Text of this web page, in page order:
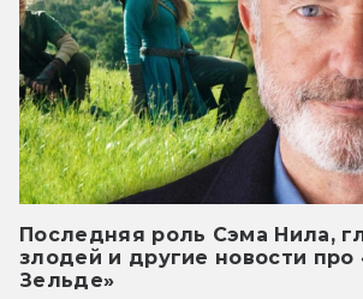
Последняя роль Сэма Нила,
злодей и другие новости про
Зельде»